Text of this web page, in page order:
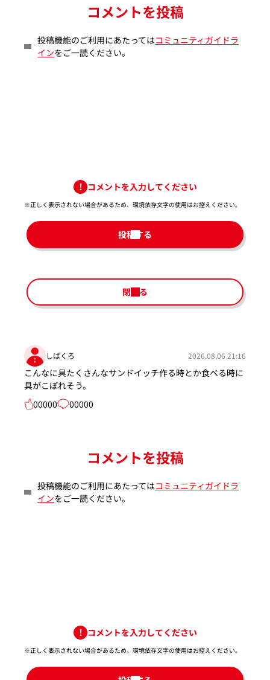
コメントを投稿
投稿機能のご利用にあたってはコミュニティガイドラ
インをご一読ください。
コメントを入力してください
※正しく表示されない場合があるため、環境依存文字の使用はお控えください。​
投稿する
閉じる
しばくろ 2026.08.06 21:16
こんなに具たくさんなサンドイッチ作る時とか食べる時に
具がこぼれそう。
00000
00000
コメントを投稿
投稿機能のご利用にあたってはコミュニティガイドラ
インをご一読ください。
コメントを入力してください
※正しく表示されない場合があるため、環境依存文字の使用はお控えください。​